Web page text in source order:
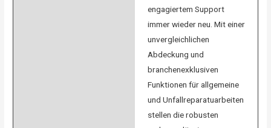
engagiertem Support
immer wieder neu. Mit einer
unvergleichlichen
Abdeckung und
branchenexklusiven
Funktionen für allgemeine
und Unfallreparatuarbeiten
stellen die robusten